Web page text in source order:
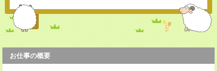
お仕事の概要